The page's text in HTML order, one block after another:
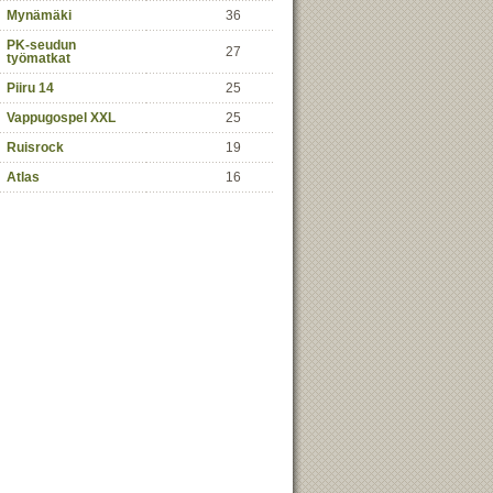
Mynämäki 36
PK-seudun
työmatkat
27
Piiru 14
25
Vappugospel XXL
25
Ruisrock
19
Atlas 16